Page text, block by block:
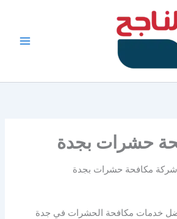
حشرات بجدة
شركة مكافحة حشرات بجدة
خدمات مكافحة الحشرات في جدة